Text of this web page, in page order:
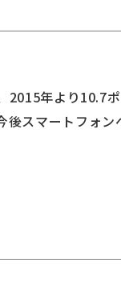
年より10.7
スマートフォン